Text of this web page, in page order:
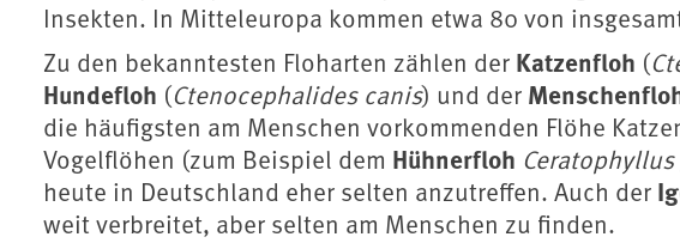
Insekten. In Mitteleuropa kommen etwa 80 von
Zu den bekanntesten Floharten zählen der Katzenfloh (
Hundefloh (Ctenocephalides canis) und der
die häufigsten am Menschen vorkommenden Flöhe
Vogelflöhen (zum Beispiel dem Hühnerfloh
heute in Deutschland eher selten anzutreffen. Auch der
weit verbreitet, aber selten am Menschen zu finden.